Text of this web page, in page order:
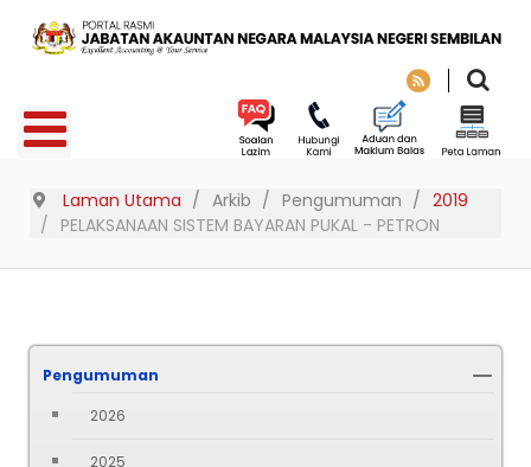
Laman Utama Arkib Pengumuman
2019
PELAKSANAAN SISTEM BAYARAN PUKAL - PETRON
Pengumuman
2026
2025